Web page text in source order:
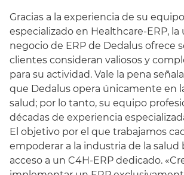
Gracias a la experiencia de su
especializado en Healthcare-ERP, la
negocio de ERP de Dedalus ofrece
clientes consideran valiosos y
para su actividad. Vale la pena
que Dedalus opera únicamente en
salud; por lo tanto, su equipo
décadas de experiencia
El objetivo por el que trabajamos
empoderar a la industria de la salud
acceso a un C4H-ERP dedicado.